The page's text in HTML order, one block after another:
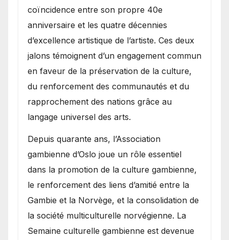
coïncidence entre son propre 40e
anniversaire et les quatre décennies
d’excellence artistique de l’artiste. Ces deux
jalons témoignent d’un engagement commun
en faveur de la préservation de la culture,
du renforcement des communautés et du
rapprochement des nations grâce au
langage universel des arts.
​Depuis quarante ans, l’Association
gambienne d’Oslo joue un rôle essentiel
dans la promotion de la culture gambienne,
le renforcement des liens d’amitié entre la
Gambie et la Norvège, et la consolidation de
la société multiculturelle norvégienne. La
Semaine culturelle gambienne est devenue